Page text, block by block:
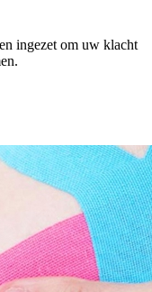
ingezet om uw klacht